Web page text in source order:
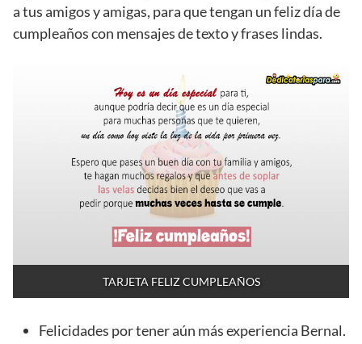
a tus amigos y amigas, para que tengan un feliz día de
cumpleaños con mensajes de texto y frases lindas.
TARJETA FELIZ CUMPLEAÑOS
Felicidades por tener aún más experiencia Bernal.